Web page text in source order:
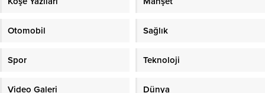
Otomobil Sağlık
Spor Teknoloji
Video Galeri Dünya